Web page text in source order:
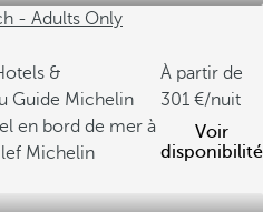
- Adults Only
&
Guide Michelin
en bord de mer à
Michelin
À partir de
301
/nuit
Voir
disponibilité